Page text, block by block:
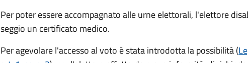
Per poter essere accompagnato alle urne elettorali, l'elettore
seggio un certificato medico.
Per agevolare l'accesso al voto è stata introdotta la possibilità (